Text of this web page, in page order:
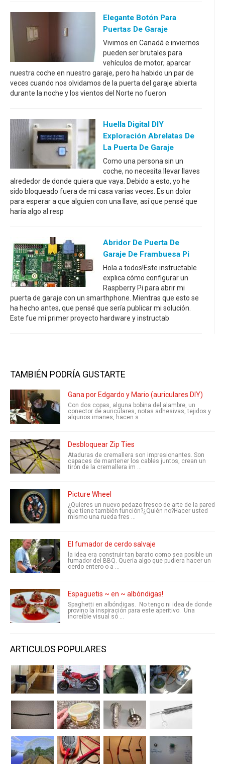
Elegante Botón Para
Puertas De Garaje
Vivimos en Canadá e inviernos
pueden ser brutales para
vehículos de motor; aparcar
nuestra coche en nuestro garaje, pero ha habido un par de
veces cuando nos olvidamos de la puerta del garaje abierta
durante la noche y los vientos del Norte no fueron
Huella Digital DIY
Exploración Abrelatas De
La Puerta De Garaje
Como una persona sin un
coche, no necesita llevar llaves
alrededor de donde quiera que vaya. Debido a esto, yo he
sido bloqueado fuera de mi casa varias veces. Es un dolor
para esperar a que alguien con una llave, así que pensé que
haría algo al resp
Abridor De Puerta De
Garaje De Frambuesa Pi
Hola a todos!Este instructable
explica cómo configurar un
Raspberry Pi para abrir mi
puerta de garaje con un smarthphone. Mientras que esto se
ha hecho antes, que pensé que sería publicar mi solución.
Este fue mi primer proyecto hardware y instructab
TAMBIÉN PODRÍA GUSTARTE
Gana por Edgardo y Mario (auriculares DIY)
Con dos copas, alguna bobina del alambre, un
conector de auriculares, notas adhesivas, tejidos y
algunos imanes, hacen s ...
Desbloquear Zip Ties
Ataduras de cremallera son impresionantes. Son
capaces de mantener los cables juntos, crean un
tirón de la cremallera im ...
Picture Wheel
¿Quieres un nuevo pedazo fresco de arte de la pared
que tiene también función?¿Quién no?Hacer usted
mismo una rueda fres ...
El fumador de cerdo salvaje
la idea era construir tan barato como sea posible un
fumador del BBQ. Quería algo que pudiera hacer un
cerdo entero o a ...
Espaguetis ~ en ~ albóndigas!
Spaghetti en albóndigas. No tengo ni idea de donde
provino la inspiración para este aperitivo. Una
increíble visual só ...
ARTICULOS POPULARES